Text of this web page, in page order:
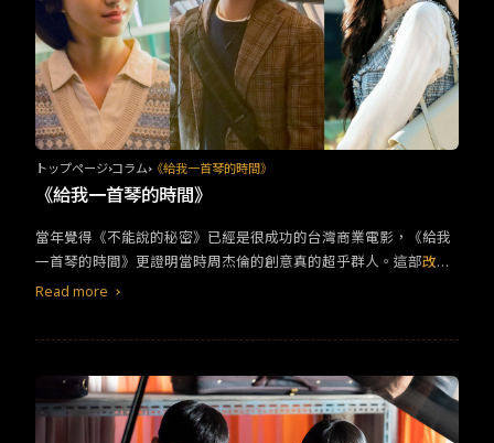
ファンイベント
TW EN KR
トップページ コラム 《給我一首琴的時間》
《給我一首琴的時間》
當年覺得《不能說的秘密》已經是很成功的台灣商業電影，《給我
一首琴的時間》更證明當時周杰倫的創意真的超乎群人。這部改編
電影不只是照本宣科，大致上的架構並未不同，但無倫是情節的細
壓力而罹患重病，變的懼怕鋼琴的設定，使得男主角更有成長的變
化，他隨著與女主角貞雅的相遇而逐漸重新喜歡上鋼琴。另外，
《給我一首琴的時間》還藉由蕭邦的故事，來加強愛情的意象，蕭
Read more